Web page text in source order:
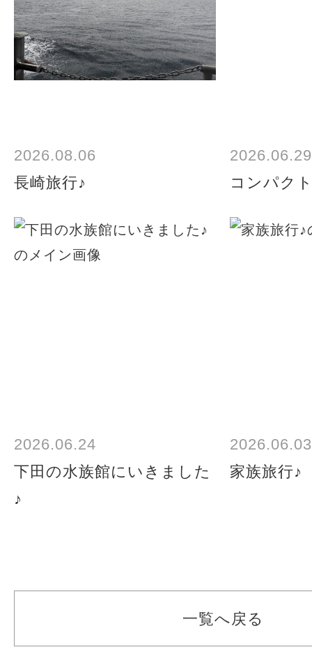
2026.08.06
長崎旅行♪
2026.06.29
コンパク
2026.06.24
下田の水族館にいきました
♪
2026.06.03
家族旅行♪
一覧へ戻る